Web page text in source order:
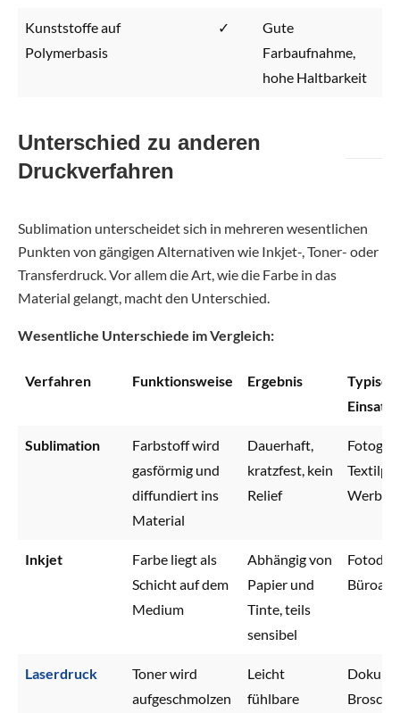
Kunststoffe auf
Polymerbasis
✓
Gute
Farbaufnahme,
hohe Haltbarkeit
Unterschied zu anderen
Druckverfahren
Sublimation unterscheidet sich in mehreren wesentlichen
Punkten von gängigen Alternativen wie Inkjet-, Toner- oder
Transferdruck. Vor allem die Art, wie die Farbe in das
Material gelangt, macht den Unterschied.
Wesentliche Unterschiede im Vergleich:
Verfahren Funktionsweise Ergebnis
Sublimation
Farbstoff wird
gasförmig und
diffundiert ins
Material
Dauerhaft,
kratzfest, kein
Relief
Inkjet
Farbe liegt als
Schicht auf dem
Medium
Abhängig von
Papier und
Tinte, teils
sensibel
Laserdruck
Toner wird
aufgeschmolzen
Leicht
fühlbare